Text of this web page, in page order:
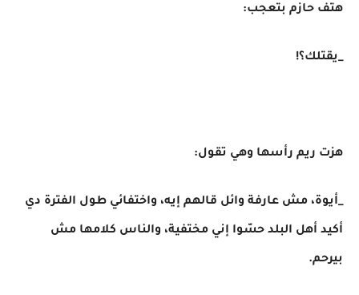
هتف حازم بتعجب:
_يقتلك؟!
هزت ريم رأسها وهي تقول:
_أيوة، مش عارفة وائل قالهم إيه، واختفائي طول الفترة دي
أكيد أهل البلد حسّوا إني مختفية، والناس كلامها مش
بيرحم.